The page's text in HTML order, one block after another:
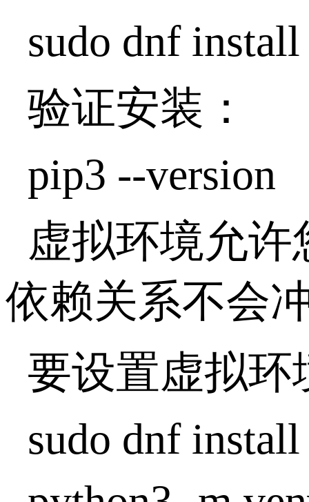
sudo dnf
验证安装：
pip3 --version
虚拟环境允许
依赖关系不会
要设置虚拟环
sudo dnf